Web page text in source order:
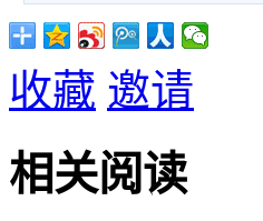
收藏 邀请
相关阅读